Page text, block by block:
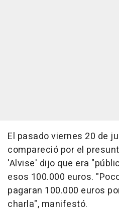
El pasado viernes 20 de
compareció por el
'Alvise' dijo que era
esos 100.000 euros.
pagaran 100.000 euros
charla", manifestó.